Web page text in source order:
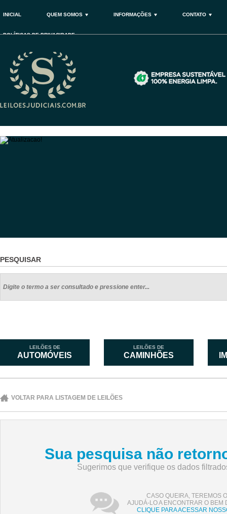
INICIAL QUEM SOMOS INFORMAÇÕES CONTATO
POLÍTICAS DE PRIVACIDADE
PESQUISAR
LEILÕES DE
AUTOMÓVEIS
LEILÕES DE
CAMINHÕES
VOLTAR PARA LISTAGEM DE LEILÕES
Sua pesquisa não
Sugerimos que verifique os dados
CASO QUEIRA, TEREMOS
AJUDÁ-LO A ENCONTRAR O BEM
CLIQUE PARA ACESSAR